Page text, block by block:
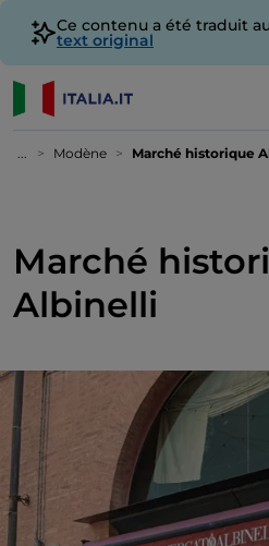
Ce contenu a été traduit
text original
... Modène Marché historique
Marché
Albinelli